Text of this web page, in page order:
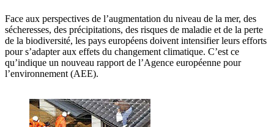
Face aux perspectives de l’augmentation du niveau de la mer, des
sécheresses, des précipitations, des risques de maladie et de la perte
de la biodiversité, les pays européens doivent intensifier leurs efforts
pour s’adapter aux effets du changement climatique. C’est ce
qu’indique un nouveau rapport de l’Agence européenne pour
l’environnement (AEE).